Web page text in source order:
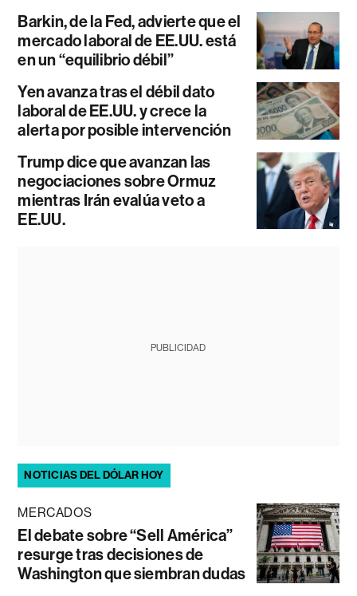
Barkin, de la Fed, advierte que el
mercado laboral de EE.UU. está
en un “equilibrio débil”
Yen avanza tras el débil dato
laboral de EE.UU. y crece la
alerta por posible intervención
Trump dice que avanzan las
negociaciones sobre Ormuz
mientras Irán evalúa veto a
EE.UU.
PUBLICIDAD
NOTICIAS DEL DÓLAR HOY
MERCADOS
El debate sobre “Sell América”
resurge tras decisiones de
Washington que siembran dudas